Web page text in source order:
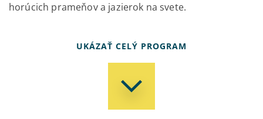
horúcich prameňov a jazierok na svete.
UKÁZAŤ CELÝ PROGRAM